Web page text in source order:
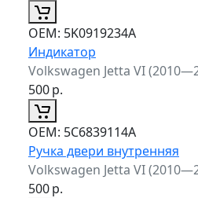
ОЕМ: 5K0919234A
Индикатор
Volkswagen Jetta VI
500р.
ОЕМ: 5C6839114A
Ручка двери внутренняя
Volkswagen Jetta VI
500р.